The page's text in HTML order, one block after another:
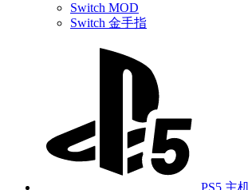
Switch MOD
Switch 金手指